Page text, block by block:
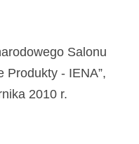
Salonu
Produkty - IENA”,
2010 r.